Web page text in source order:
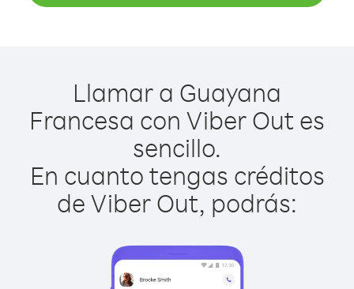
Llamar a Guayana
Francesa con Viber Out es
sencillo.
En cuanto tengas créditos
de Viber Out, podrás: